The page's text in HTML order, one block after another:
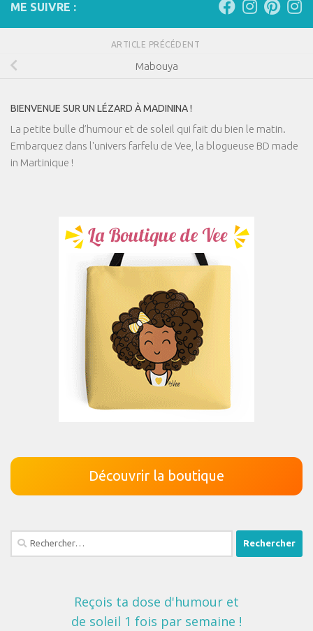
ME SUIVRE :
ARTICLE PRÉCÉDENT
Mabouya
BIENVENUE SUR UN LÉZARD À MADININA !
La petite bulle d’humour et de soleil qui fait du bien le matin.
Embarquez dans l'univers farfelu de Vee, la blogueuse BD made
in Martinique !
Découvrir la boutique
Rechercher :